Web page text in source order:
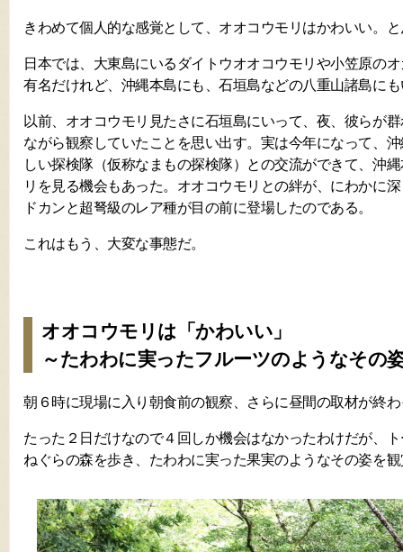
きわめて個人的な感覚として、オオコウモリはかわいい。
日本では、大東島にいるダイトウオオコウモリや小笠原の
有名だけれど、沖縄本島にも、石垣島などの八重山諸島に
以前、オオコウモリ見たさに石垣島にいって、夜、彼らが
ながら観察していたことを思い出す。実は今年になって、
しい探検隊（仮称なまもの探検隊）との交流ができて、沖
リを見る機会もあった。オオコウモリとの絆が、にわかに
ドカンと超弩級のレア種が目の前に登場したのである。
これはもう、大変な事態だ。
オオコウモリは「かわいい」
～たわわに実ったフルーツのようなその
朝６時に現場に入り朝食前の観察、さらに昼間の取材が終
たった２日だけなので４回しか機会はなかったわけだが、
ねぐらの森を歩き、たわわに実った果実のようなその姿を